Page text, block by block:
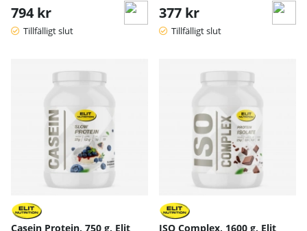
794 kr
Tillfälligt slut
377 kr
Tillfälligt slut
Casein Protein, 750 g, Elit
ISO Complex, 1600 g, Elit